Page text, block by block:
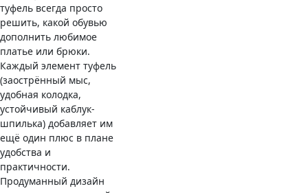
туфель всегда просто
решить, какой обувью
дополнить любимое
платье или брюки.
Каждый элемент туфель
(заострённый мыс,
удобная колодка,
устойчивый каблук-
шпилька) добавляет им
ещё один плюс в плане
удобства и
практичности.
Продуманный дизайн